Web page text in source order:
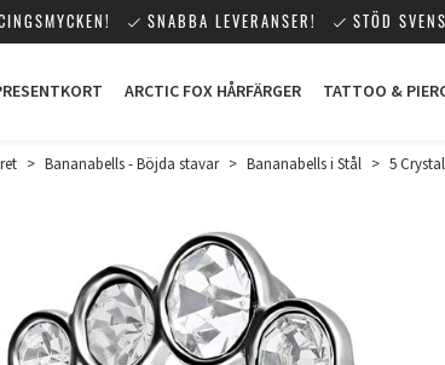
SNABBA LEVERANSER! STÖD
ARCTIC FOX HÅRFÄRGER TATTOO &
> Bananabells - Böjda stavar > Bananabells i Stål > 5